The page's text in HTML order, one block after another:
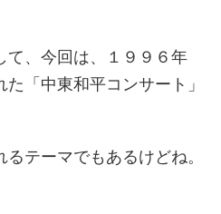
、今回は、１９９６年
た「中東和平コンサート」
テーマでもあるけどね。